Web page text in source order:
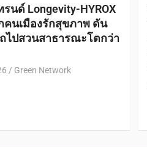
รนด์ Longevity-HYROX
คนเมืองรักสุขภาพ ดัน
ไปสวนสาธารณะโตกว่า
Green Network